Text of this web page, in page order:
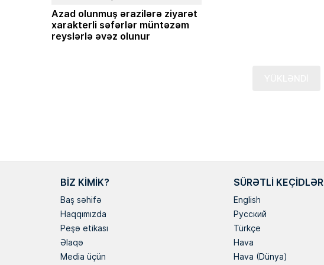
Azad olunmuş ərazilərə ziyarət
xarakterli səfərlər müntəzəm
reyslərlə əvəz olunur
anadan olub. Memarlıq və İnşaat
Universitetini iqtisadçı-mühəndis ixtisası
BIZ KIMIK?
Baş səhifə
Haqqımızda
Peşə etikası
Əlaqə
Media üçün
SÜRƏTLI KEÇIDLƏR
English
Русский
Türkçe
Hava
Hava (Dünya)